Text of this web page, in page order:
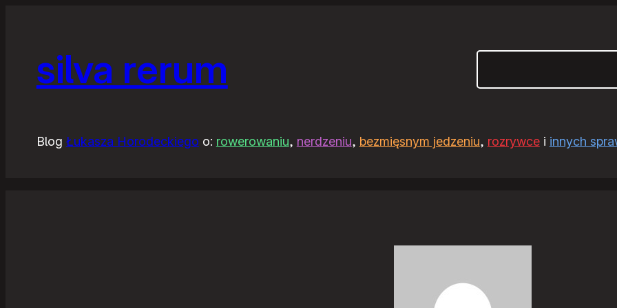
silva rerum
Blog Łukasza Horodeckiego o: rowerowaniu, nerdzeniu, bezmięsnym jedzeniu, rozrywcei innych